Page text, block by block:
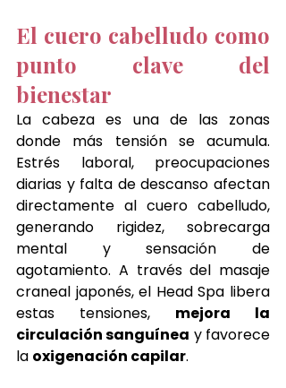
El cuero cabelludo como
punto clave del
bienestar
La cabeza es una de las zonas
donde más tensión se acumula.
Estrés laboral, preocupaciones
diarias y falta de descanso afectan
directamente al cuero cabelludo,
generando rigidez, sobrecarga
mental y sensación de
agotamiento. A través del masaje
craneal japonés, el Head Spa libera
estas tensiones, mejora la
circulación sanguínea y favorece
la oxigenación capilar.